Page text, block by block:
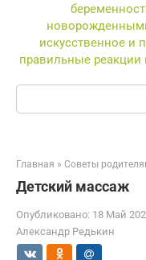
искусственное и
правильные
Поиск:
Главная » Советы
Детский массаж
Опубликовано: 18 Май
Александр Редькин